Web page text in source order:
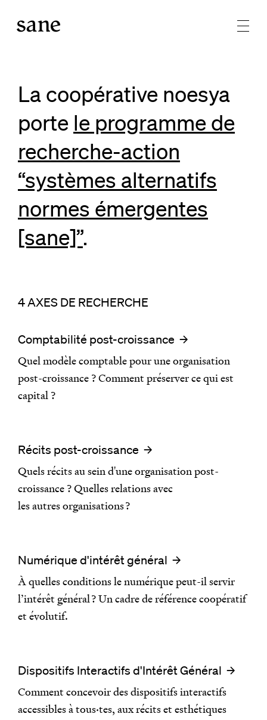
La coopérative noesya
porte le programme de
recherche-action
“systèmes alternatifs
normes émergentes
[sane]”.
4 AXES DE RECHERCHE
Comptabilité post-croissance
Quel modèle comptable pour une organisation
post-croissance ? Comment préserver ce qui est
capital ?
Récits post-croissance
Quels récits au sein d'une organisation post-
croissance ? Quelles relations avec
les autres organisations ?
Numérique d'intérêt général
À quelles conditions le numérique peut-il servir
l’intérêt général ? Un cadre de référence coopératif
et évolutif.
Dispositifs Interactifs d'Intérêt Général
Comment concevoir des dispositifs interactifs
accessibles à tous·tes, aux récits et esthétiques